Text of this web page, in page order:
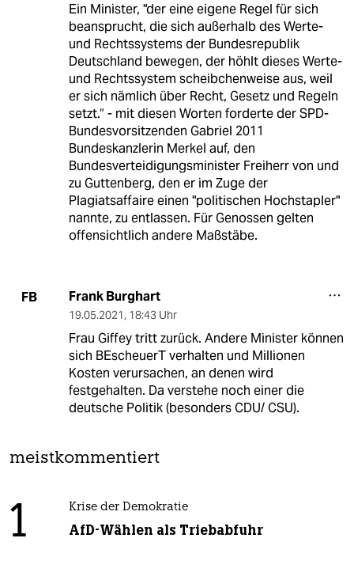
Ein Minister, "der eine eigene Regel für sich
beansprucht, die sich außerhalb des Werte-
und Rechtssystems der Bundesrepublik
Deutschland bewegen, der höhlt dieses Werte-
und Rechtssystem scheibchenweise aus, weil
er sich nämlich über Recht, Gesetz und Regeln
setzt.“ - mit diesen Worten forderte der SPD-
Bundesvorsitzenden Gabriel 2011
Bundeskanzlerin Merkel auf, den
Bundesverteidigungsminister Freiherr von und
zu Guttenberg, den er im Zuge der
Plagiatsaffaire einen "politischen Hochstapler"
nannte, zu entlassen. Für Genossen gelten
offensichtlich andere Maßstäbe.
FB Frank Burghart
19.05.2021, 18:43 Uhr
Frau Giffey tritt zurück. Andere Minister können
sich BEscheuerT verhalten und Millionen
Kosten verursachen, an denen wird
festgehalten. Da verstehe noch einer die
deutsche Politik (besonders CDU/ CSU).
meistkommentiert
1 Krise der Demokratie
AfD-Wählen als Triebabfuhr